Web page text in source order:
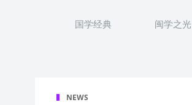
国学经典 闽学之光
NEWS